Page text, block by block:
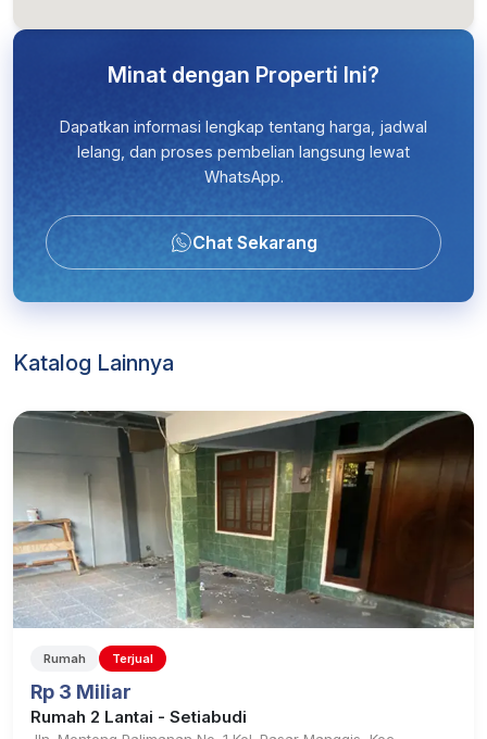
Lihat di Peta
Minat dengan Properti Ini?
Dapatkan informasi lengkap tentang harga, jadwal
lelang, dan proses pembelian langsung lewat
WhatsApp.
Chat Sekarang
Katalog Lainnya
Rumah Terjual
Rp 3 Miliar
Rumah 2 Lantai - Setiabudi